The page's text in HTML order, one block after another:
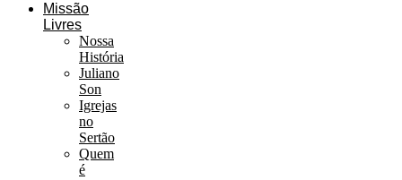
Missão
Livres
Nossa
História
Juliano
Son
Igrejas
no
Sertão
Quem
é